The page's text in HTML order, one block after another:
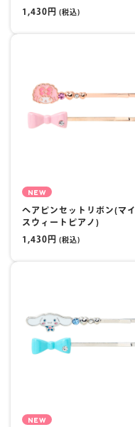
1,430円 (税込)
NEW
ヘアピンセットリボン(マイ
スウィートピアノ)
1,430円 (税込)
NEW